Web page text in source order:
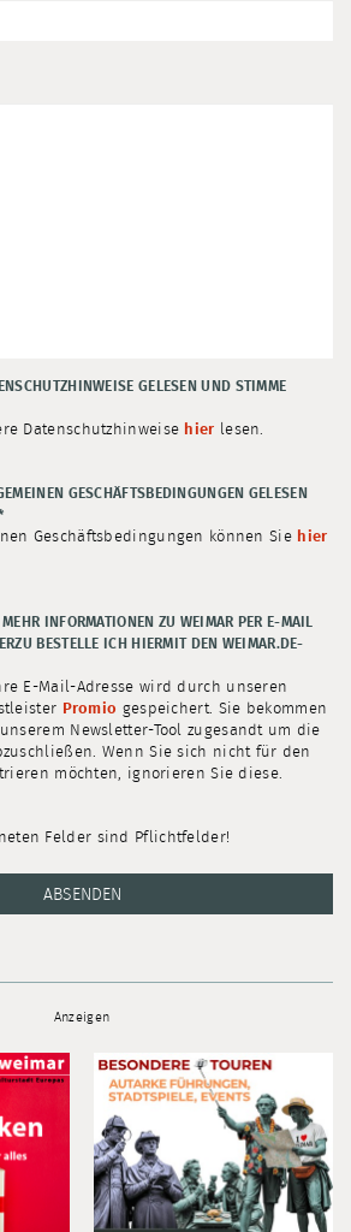
GELESEN UND STIMME
Datenschutzhinweise hier lesen.
GESCHÄFTSBEDINGUNGEN GELESEN
Geschäftsbedingungen können Sie hier
INFORMATIONEN ZU WEIMAR PER E-MAIL
BESTELLE ICH HIERMIT DEN WEIMAR.DE-
E-Mail-Adresse wird durch unseren
Promio gespeichert. Sie bekommen
Newsletter-Tool zugesandt um die
Wenn Sie sich nicht für den
möchten, ignorieren Sie diese.
Felder sind Pflichtfelder!
ABSENDEN
Anzeigen